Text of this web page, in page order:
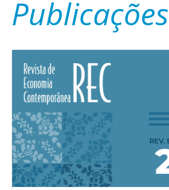
Publicações